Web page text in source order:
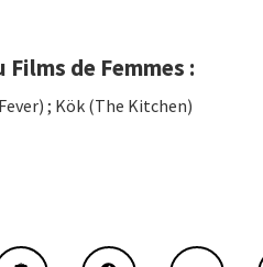
de Femmes :
; Kök (The Kitchen)